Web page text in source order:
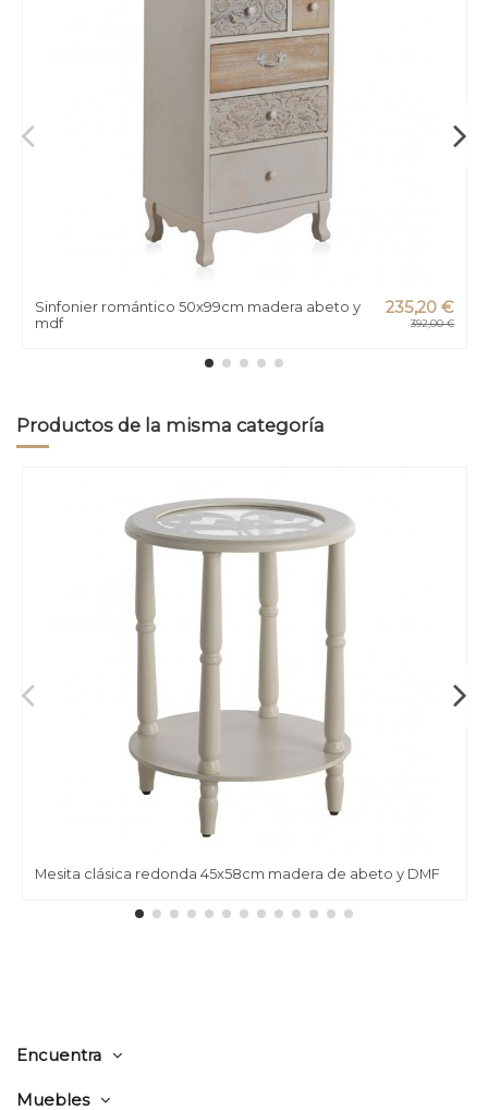
Sinfonier romántico 50x99cm madera abeto y
mdf
235,20 €
392,00 €
Productos de la misma categoría
Mesita clásica redonda 45x58cm madera de abeto y DMF
Encuentra
Muebles